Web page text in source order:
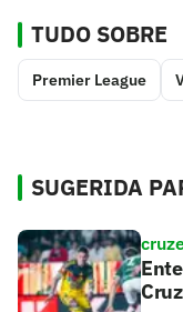
TUDO SOBRE
Premier League
SUGERIDA